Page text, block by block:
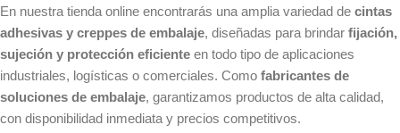
En nuestra tienda online encontrarás una amplia variedad de cintas
adhesivas y creppes de embalaje, diseñadas para brindar fijación,
sujeción y protección eficiente en todo tipo de aplicaciones
industriales, logísticas o comerciales. Como fabricantes de
soluciones de embalaje, garantizamos productos de alta calidad,
con disponibilidad inmediata y precios competitivos.